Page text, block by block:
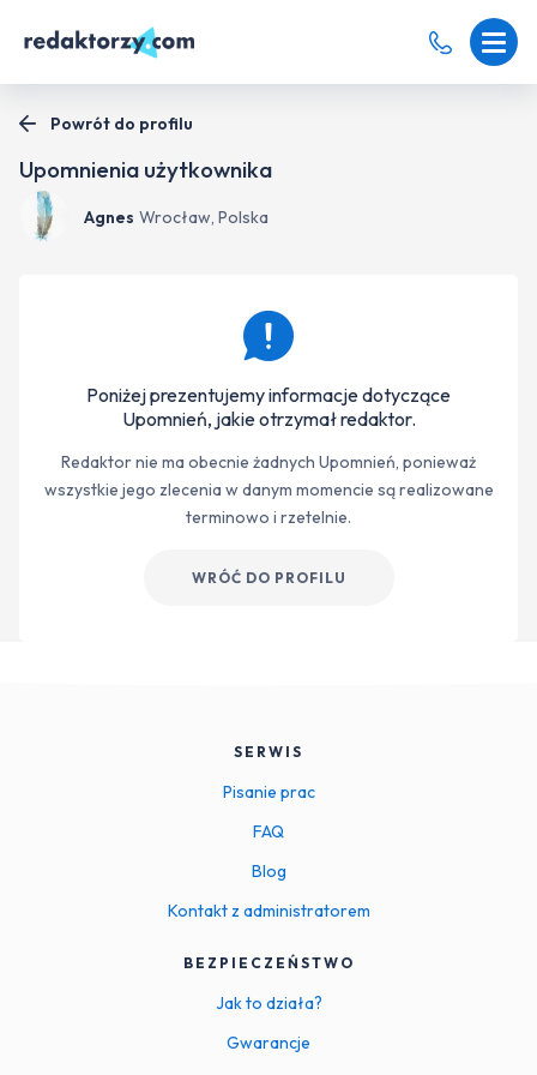
Upomnienia użytkownika
Agnes Wrocław, Polska
Powrót do profilu
Poniżej prezentujemy informacje dotyczące
Upomnień, jakie otrzymał redaktor.
Redaktor nie ma obecnie żadnych Upomnień, ponieważ
wszystkie jego zlecenia w danym momencie są realizowane
terminowo i rzetelnie.
WRÓĆ DO PROFILU
SERWIS
Pisanie prac
FAQ
Blog
Kontakt z administratorem
BEZPIECZEŃSTWO
Jak to działa?
Gwarancje